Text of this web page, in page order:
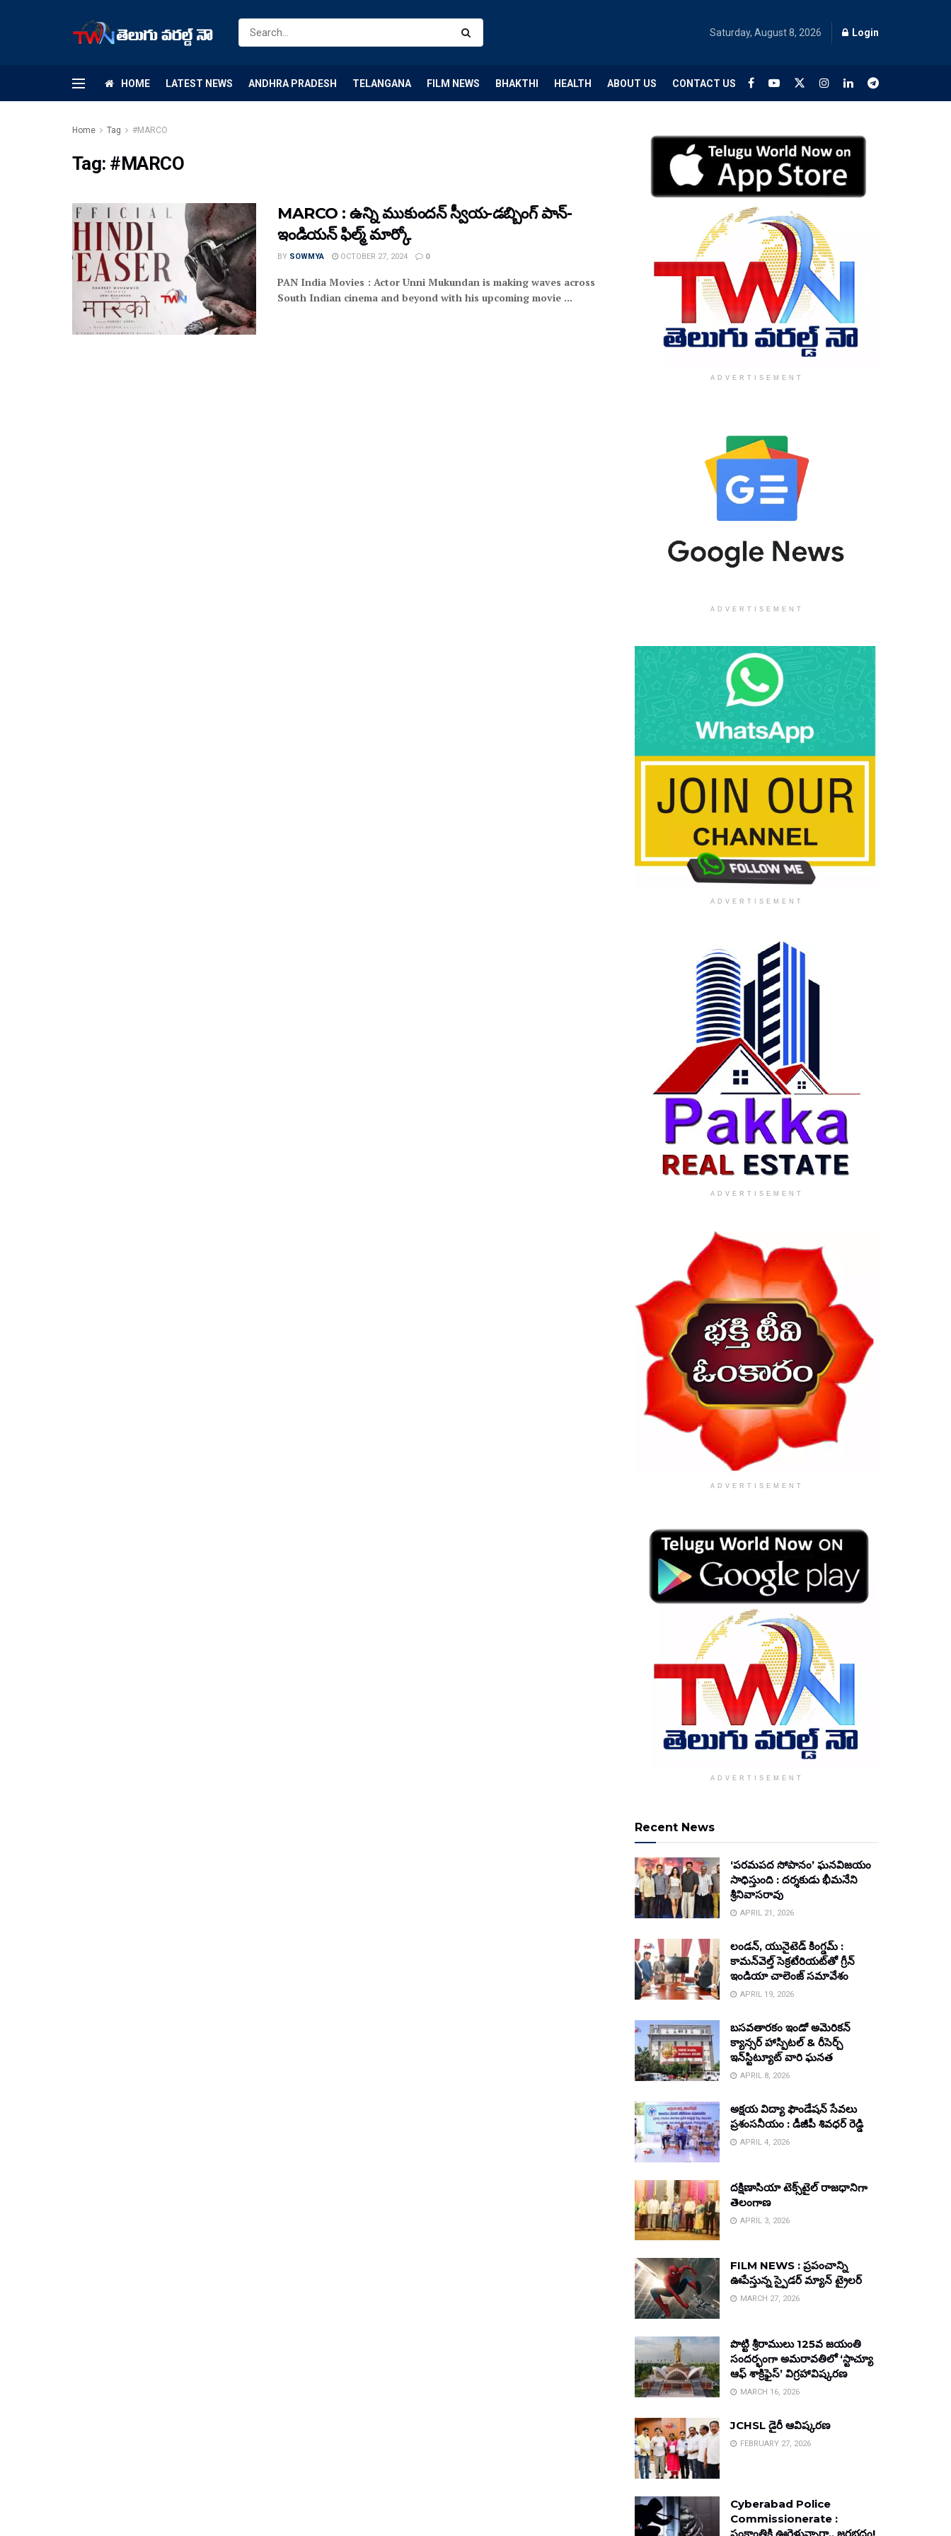
Saturday, August 8, 2026 Login
HOME LATEST NEWS ANDHRA PRADESH TELANGANA FILM NEWS BHAKTHI HEALTH ABOUT US CONTACT US
Home Tag #MARCO
Tag: #MARCO
MARCO : ఉన్ని ముకుందన్ స్వీయ-డబ్బింగ్ పాన్-
ఇండియన్ ఫిల్మ్ మార్కో
BY SOWMYA OCTOBER 27, 2024 0
PAN India Movies : Actor Unni Mukundan is making waves across
South Indian cinema and beyond with his upcoming movie ...
ADVERTISEMENT
ADVERTISEMENT
ADVERTISEMENT
ADVERTISEMENT
ADVERTISEMENT
ADVERTISEMENT
Recent News
‘పరమపద సోపానం’ ఘనవిజయం
సాధిస్తుంది : దర్శకుడు భీమనేని
శ్రీనివాసరావు
APRIL 21, 2026
లండన్, యునైటెడ్ కింగ్డమ్ :
కామన్‌వెల్త్ సెక్రటేరియట్‌తో గ్రీన్
ఇండియా చాలెంజ్ సమావేశం
APRIL 19, 2026
బసవతారకం ఇండో అమెరికన్
క్యాన్సర్ హాస్పిటల్ & రీసెర్చ్
ఇన్‌స్టిట్యూట్ వారి ఘనత
APRIL 8, 2026
అక్షయ విద్యా ఫౌండేషన్ సేవలు
ప్రశంసనీయం : డీజీపీ శివధర్ రెడ్డి
APRIL 4, 2026
దక్షిణాసియా టెక్స్‌టైల్ రాజధానిగా
తెలంగాణ
APRIL 3, 2026
FILM NEWS : ప్రపంచాన్ని
ఊపేస్తున్న స్పైడర్ మ్యాన్ ట్రైలర్
MARCH 27, 2026
పొట్టి శ్రీరాములు 125వ జయంతి
సందర్భంగా అమరావతిలో ‘స్టాచ్యూ
ఆఫ్ శాక్రిఫైస్’ విగ్రహావిష్కరణ
MARCH 16, 2026
JCHSL డైరీ ఆవిష్కరణ
FEBRUARY 27, 2026
Cyberabad Police
Commissionerate :